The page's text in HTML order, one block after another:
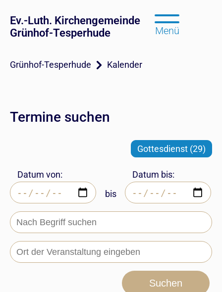
Ev.-Luth. Kirchengemeinde
Grünhof-Tesperhude
Menü
Grünhof-Tesperhude Kalender
Termine suchen
Gottesdienst (29)
Datum von:
bis
Datum bis:
Suchen